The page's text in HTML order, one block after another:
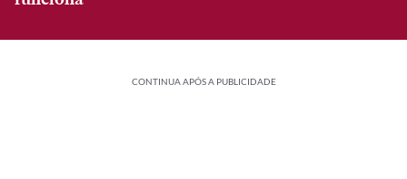
CONTINUA APÓS A PUBLICIDADE